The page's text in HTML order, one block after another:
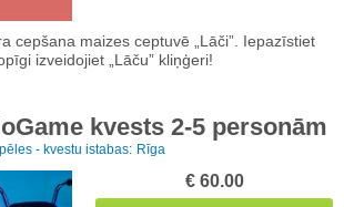
cepšana maizes ceptuvē „Lāči”. Iepazīstiet
izveidojiet „Lāču” kliņģeri!
kvests 2-5 personām
- kvestu istabas: Rīga
€ 60.00